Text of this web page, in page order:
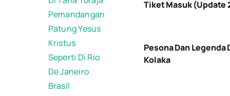
Pemandangan
Patung Yesus
Kristus
Seperti Di Rio
De Janeiro
Brasil
Tiket Masuk (Update
Pesona Dan Legenda
Kolaka